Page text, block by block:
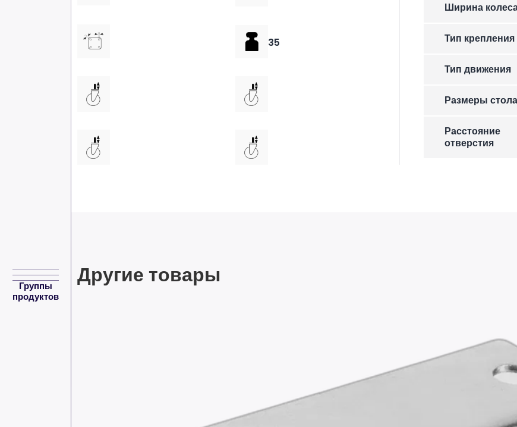
Группы
продуктов
35
Ширина
Тип крепления
Тип движения
Размеры стола
Расстояние
отверстия
Другие товары